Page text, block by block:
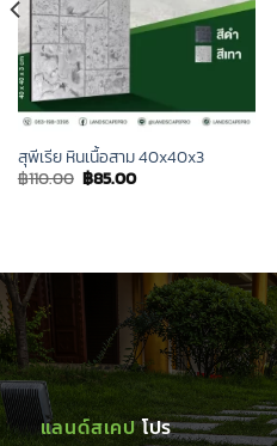
สุพีเรีย หินเนื้อสาม 40x40x3
฿110.00 Original
price
฿85.00Current
แลนด์สเคปโปร